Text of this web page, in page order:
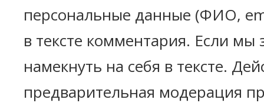
персональные данные (ФИО,
в тексте комментария. Если
намекнуть на себя в тексте.
предварительная модерация